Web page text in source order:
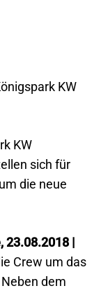
KW
KW
sich für
die neue
23.08.2018 |
Crew um das
dem